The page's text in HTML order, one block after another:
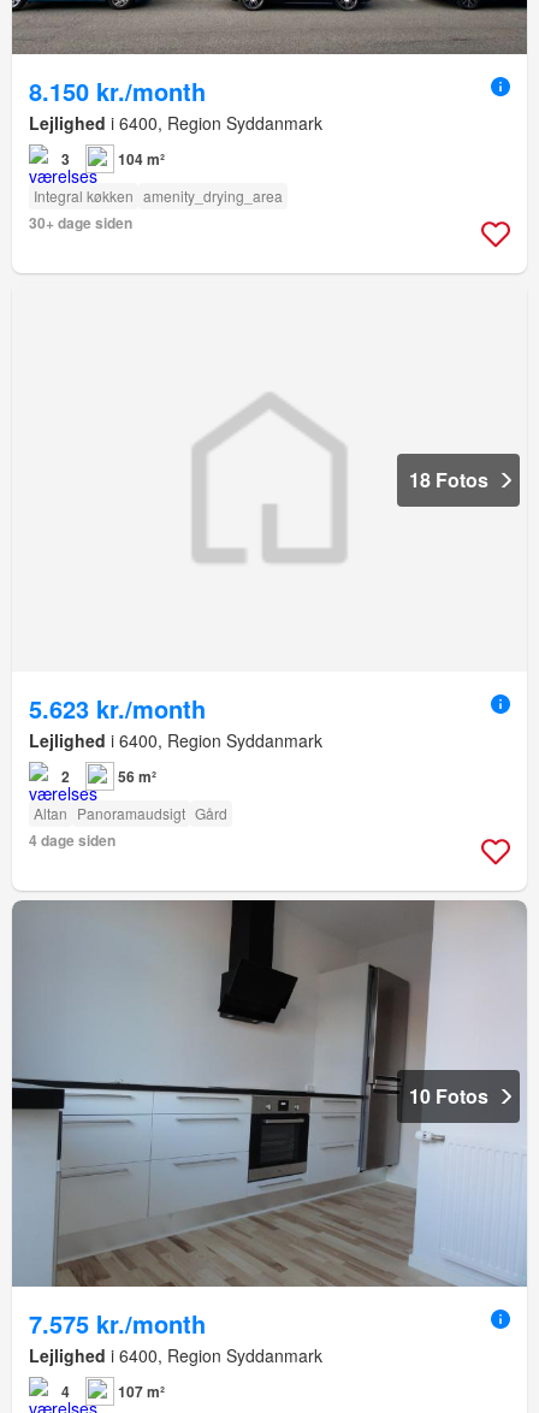
8.150 kr./month
Lejlighed i 6400, Region Syddanmark
3 104 m²
Integral køkken amenity_drying_area
30+ dage siden
18 Fotos
5.623 kr./month
Lejlighed i 6400, Region Syddanmark
2 56 m²
Altan Panoramaudsigt Gård
4 dage siden
10 Fotos
7.575 kr./month
Lejlighed i 6400, Region Syddanmark
4
107 m²